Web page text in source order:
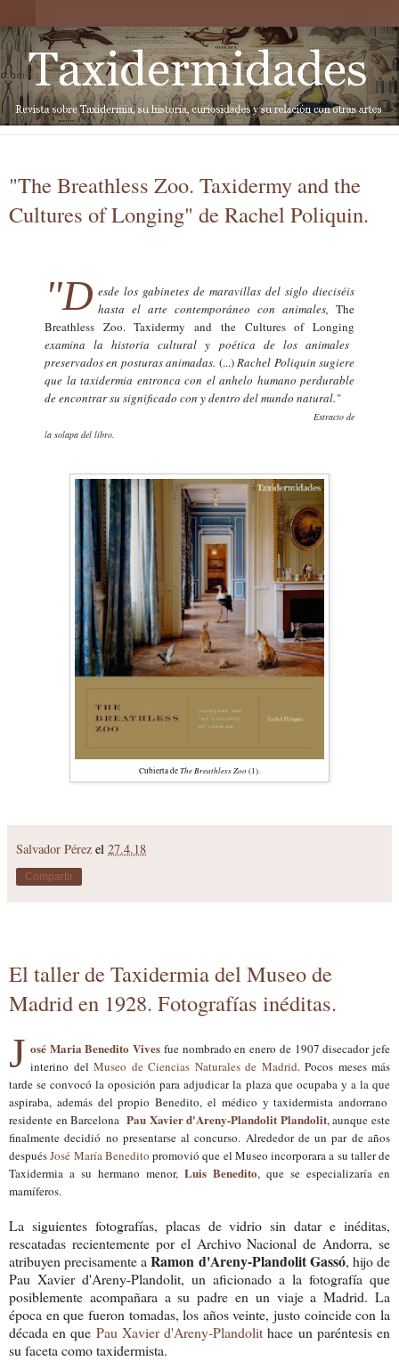
"The Breathless Zoo. Taxidermy and the
Cultures of Longing" de Rachel Poliquin.
"D esde los gabinetes de maravillas del siglo dieciséis
hasta el arte contemporáneo con animales, The
Breathless Zoo.Taxidermy and the Cultures of Longing
examina la historia cultural y poética de los animales
preservados en posturas animadas. (...)Rachel Poliquin sugiere
que la taxidermia entronca con el anhelo humano perdurable
de encontrar su significado con y dentro del mundo natural."
Extracto de
la solapa del libro.
Cubierta deThe Breathless Zoo(1).
Salvador Pérez el 27.4.18
Compartir
El taller de Taxidermia del Museo de
Madrid en 1928. Fotografías inéditas.
J osé Maria Benedito Vives fue nombrado en enero de 1907 disecador jefe
interino del Museo de Ciencias Naturales de Madrid. Pocos meses más
tarde se convocó la oposición para adjudicar la plaza que ocupaba y a la que
aspiraba, además del propio Benedito, el médico y taxidermista andorrano
residente en BarcelonaPau Xavier d'Areny-Plandolit Plandolit, aunque este
finalmente decidió no presentarseal concurso. Alrededor deun par de años
despuésJosé María Benedito promovió que el Museo incorporara a su taller de
Taxidermia a su hermano menor, Luis Benedito, que se especializaría en
mamíferos.
La siguientes fotografías, placas de vidriosin datar e inéditas,
rescatadas recientemente por el Archivo Nacionalde Andorra, se
atribuyen precisamente aRamon d'Areny-Plandolit Gassó, hijo de
Pau Xavier d'Areny-Plandolit, un aficionado a la fotografía que
posiblemente acompañara a su padre en un viaje a Madrid. La
época en que fueron tomadas, los años veinte,justo coincide con la
década en que Pau Xavier d'Areny-Plandolit hace un paréntesis en
su faceta comotaxidermista.